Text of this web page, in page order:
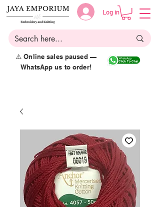
Log in
⚠️ Online sales paused —
WhatsApp us to order!